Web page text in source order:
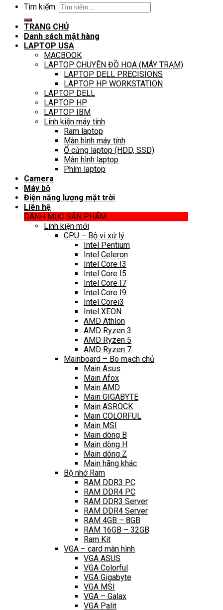
Tìm kiếm:
TRANG CHỦ
Danh sách mặt hàng
LAPTOP USA
MACBOOK
LAPTOP CHUYÊN ĐỒ HỌA (MÁY TRẠM)
LAPTOP DELL PRECISIONS
LAPTOP HP WORKSTATION
LAPTOP DELL
LAPTOP HP
LAPTOP IBM
Linh kiện máy tính
Ram laptop
Màn hình máy tính
Ổ cứng laptop (HDD, SSD)
Màn hình laptop
Phím laptop
Camera
Máy bộ
Điện năng lượng mặt trời
Liên hệ
DANH MỤC SẢN PHẨM
Linh kiện mới
CPU – Bộ vi xử lý
Intel Pentium
Intel Celeron
Intel Core I3
Intel Core I5
Intel Core I7
Intel Core I9
Intel Corei3
Intel XEON
AMD Athlon
AMD Ryzen 3
AMD Ryzen 5
AMD Ryzen 7
Mainboard – Bo mạch chủ
Main Asus
Main Afox
Main AMD
Main GIGABYTE
Main ASROCK
Main COLORFUL
Main MSI
Main dòng B
Main dòng H
Main dòng Z
Main hãng khác
Bộ nhớ Ram
RAM DDR3 PC
RAM DDR4 PC
RAM DDR3 Server
RAM DDR4 Server
RAM 4GB – 8GB
RAM 16GB – 32GB
Ram Kit
VGA – card màn hình
VGA ASUS
VGA Colorful
VGA Gigabyte
VGA MSI
VGA – Galax
VGA Palit